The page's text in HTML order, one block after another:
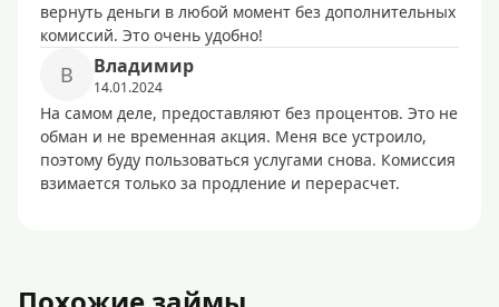
вернуть деньги в любой момент без дополнительных
комиссий. Это очень удобно!
B Bлaдимиp
14.01.2024
На самом деле, предоставляют без процентов. Это не
обман и не временная акция. Меня все устроило,
поэтому буду пользоваться услугами снова. Комиссия
взимается только за продление и перерасчет.